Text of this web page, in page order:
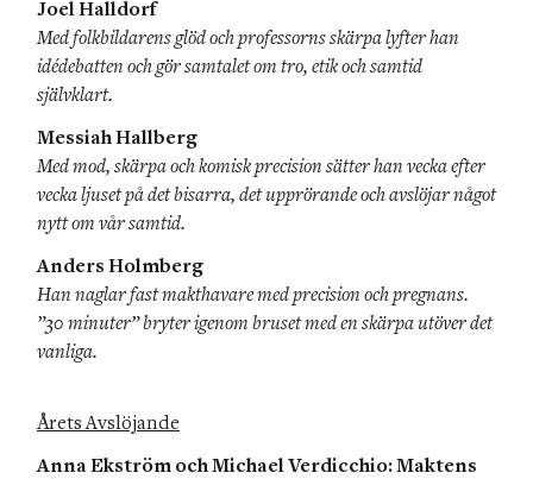
Joel Halldorf
Med folkbildarens glöd och professorns skärpa lyfter han
idédebatten och gör samtalet om tro, etik och samtid
självklart.
Messiah Hallberg
Med mod, skärpa och komisk precision sätter han vecka efter
vecka ljuset på det bisarra, det upprörande och avslöjar något
nytt om vår samtid.
Anders Holmberg
Han naglar fast makthavare med precision och pregnans.
”30 minuter” bryter igenom bruset med en skärpa utöver det
vanliga.
Årets Avslöjande
Anna Ekström och Michael Verdicchio: Maktens